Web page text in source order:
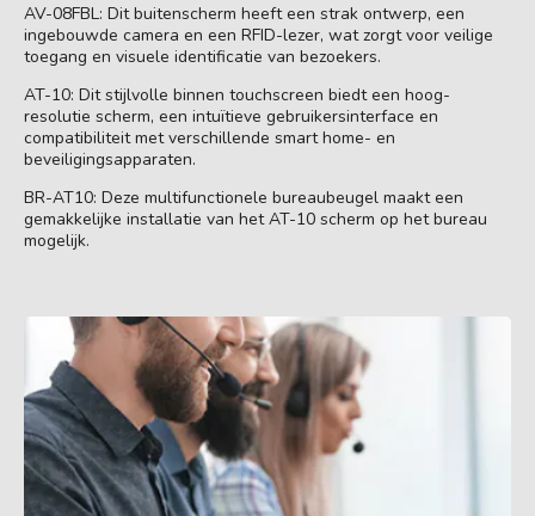
AV-08FBL: Dit buitenscherm heeft een strak ontwerp, een
ingebouwde camera en een RFID-lezer, wat zorgt voor veilige
toegang en visuele identificatie van bezoekers.
AT-10: Dit stijlvolle binnen touchscreen biedt een hoog-
resolutie scherm, een intuïtieve gebruikersinterface en
compatibiliteit met verschillende smart home- en
beveiligingsapparaten.
BR-AT10: Deze multifunctionele bureaubeugel maakt een
gemakkelijke installatie van het AT-10 scherm op het bureau
mogelijk.